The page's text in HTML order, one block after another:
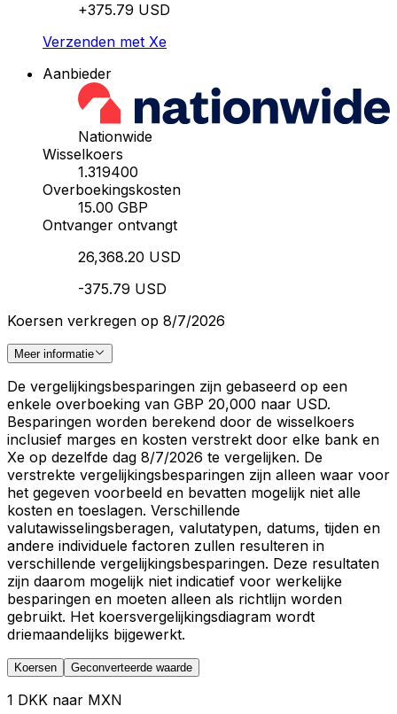
+375.79 USD
Verzenden met Xe
Aanbieder
Nationwide
Wisselkoers
1.319400
Overboekingskosten
15.00 GBP
Ontvanger ontvangt
26,368.20 USD
-375.79 USD
Koersen verkregen op 8/7/2026
Meer informatie
De vergelijkingsbesparingen zijn gebaseerd op een
enkele overboeking van GBP 20,000 naar USD.
Besparingen worden berekend door de wisselkoers
inclusief marges en kosten verstrekt door elke bank en
Xe op dezelfde dag 8/7/2026 te vergelijken. De
verstrekte vergelijkingsbesparingen zijn alleen waar voor
het gegeven voorbeeld en bevatten mogelijk niet alle
kosten en toeslagen. Verschillende
valutawisselingsberagen, valutatypen, datums, tijden en
andere individuele factoren zullen resulteren in
verschillende vergelijkingsbesparingen. Deze resultaten
zijn daarom mogelijk niet indicatief voor werkelijke
besparingen en moeten alleen als richtlijn worden
gebruikt. Het koersvergelijkingsdiagram wordt
driemaandelijks bijgewerkt.
Koersen Geconverteerde waarde
1 DKK naar MXN